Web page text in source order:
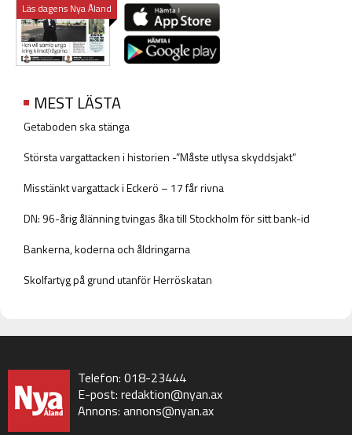
Läs dagens Nya Åland
MEST LÄSTA
Getaboden ska stänga
Största vargattacken i historien -”Måste utlysa skyddsjakt”
Misstänkt vargattack i Eckerö – 17 får rivna
DN: 96-årig ålänning tvingas åka till Stockholm för sitt bank-id
Bankerna, koderna och åldringarna
Skolfartyg på grund utanför Herröskatan
Telefon: 018-23444
E-post: redaktion@nyan.ax
Annons: annons@nyan.ax